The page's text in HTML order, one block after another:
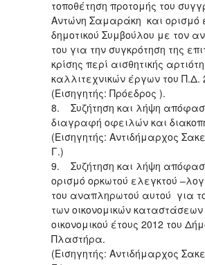
τοποθέτηση προτομής του
Αντώνη Σαμαράκη και ορισμό
δημοτικού Συμβούλου με τον
του για την συγκρότηση της
κρίσης περί αισθητικής
καλλιτεχνικών έργων του Π.Δ.
(Εισηγητής: Πρόεδρος ).
8. Συζήτηση και λήψη
διαγραφή οφειλών και
(Εισηγητής: Αντιδήμαρχος
Γ.)
9. Συζήτηση και λήψη
ορισμό ορκωτού ελεγκτού
του αναπληρωτού αυτού για
των οικονομικών καταστάσεων
οικονομικού έτους 2012 του
Πλαστήρα.
(Εισηγητής: Αντιδήμαρχος